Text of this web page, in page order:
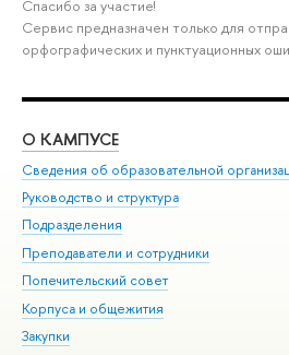
Спасибо за участие!
Сервис предназначен только для
орфографических и пунктуационных
О КАМПУСЕ
Сведения об образовательной
Руководство и структура
Подразделения
Преподаватели и сотрудники
Попечительский совет
Корпуса и общежития
Закупки